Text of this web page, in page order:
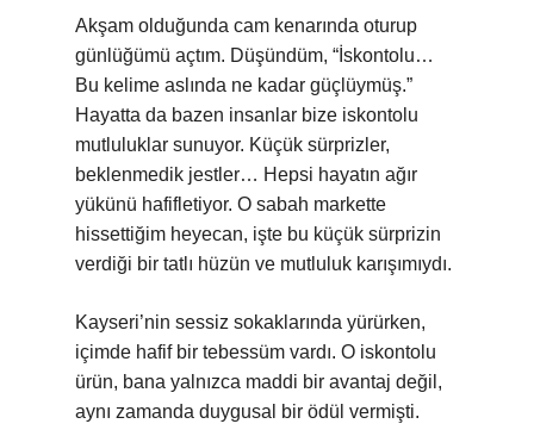
Akşam olduğunda cam kenarında oturup
günlüğümü açtım. Düşündüm, “İskontolu…
Bu kelime aslında ne kadar güçlüymüş.”
Hayatta da bazen insanlar bize iskontolu
mutluluklar sunuyor. Küçük sürprizler,
beklenmedik jestler… Hepsi hayatın ağır
yükünü hafifletiyor. O sabah markette
hissettiğim heyecan, işte bu küçük sürprizin
verdiği bir tatlı hüzün ve mutluluk karışımıydı.
Kayseri’nin sessiz sokaklarında yürürken,
içimde hafif bir tebessüm vardı. O iskontolu
ürün, bana yalnızca maddi bir avantaj değil,
aynı zamanda duygusal bir ödül vermişti.